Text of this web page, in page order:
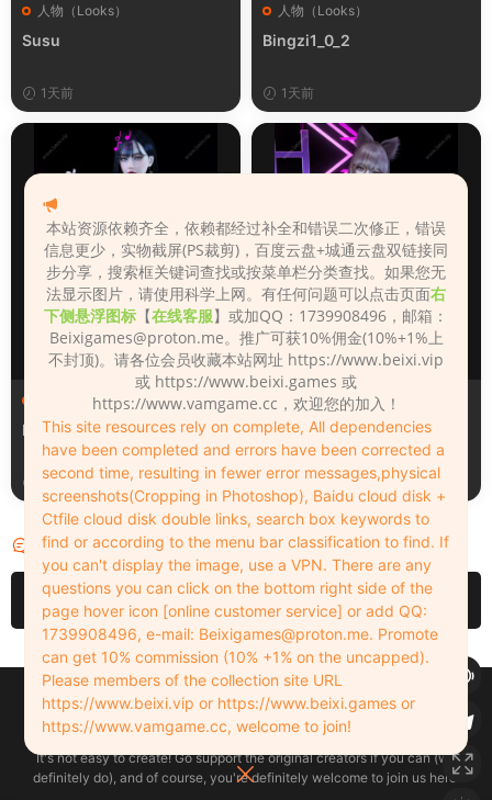
人物（Looks）
Susu
1天前
人物（Looks）
Bingzi1_0_2
1天前
人物（Looks）
Monica_2_2_2
1天前
人物（Looks）
Lizhen2025
2天前
评论 0
请先登录
Copyleft © 2022-2026 beixi.vip - All Rights Freedom！
创作不易！有能力的同学可以去支持一下原创作者（我们绝对支持），当然
了，您加入这里我们也绝对欢迎！
It's not easy to create! Go support the original creators if you can (we
definitely do), and of course, you're definitely welcome to join us here!
本站资源依赖齐全，依赖都经过补全和错误二次修正，错误
信息更少，实物截屏(PS裁剪)，百度云盘+城通云盘双链接同
步分享，搜索框关键词查找或按菜单栏分类查找。如果您无
法显示图片，请使用科学上网。有任何问题可以点击页面右
下侧悬浮图标 【在线客服】或加QQ：1739908496，邮箱：
Beixigames@proton.me。推广可获10%佣金(10%+1%上
不封顶)。请各位会员收藏本站网址 https://www.beixi.vip
或 https://www.beixi.games 或
https://www.vamgame.cc，欢迎您的加入！
This site resources rely on complete, All dependencies
have been completed and errors have been corrected a
second time, resulting in fewer error messages,physical
screenshots(Cropping in Photoshop), Baidu cloud disk +
Ctfile cloud disk double links, search box keywords to
find or according to the menu bar classification to find. If
you can't display the image, use a VPN. There are any
questions you can click on the bottom right side of the
page hover icon [online customer service] or add QQ:
1739908496, e-mail: Beixigames@proton.me. Promote
can get 10% commission (10% +1% on the uncapped).
Please members of the collection site URL
https://www.beixi.vip or https://www.beixi.games or
https://www.vamgame.cc, welcome to join!